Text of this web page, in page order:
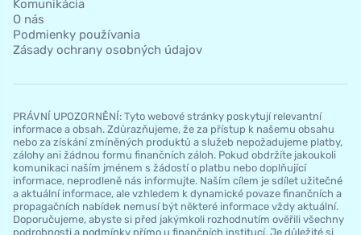
Komunikácia
O nás
Podmienky používania
Zásady ochrany osobných údajov
PRÁVNÍ UPOZORNĚNÍ: Tyto webové stránky poskytují relevantní
informace a obsah. Zdůrazňujeme, že za přístup k našemu obsahu
nebo za získání zmíněných produktů a služeb nepožadujeme platby,
zálohy ani žádnou formu finančních záloh. Pokud obdržíte jakoukoli
komunikaci naším jménem s žádostí o platbu nebo doplňující
informace, neprodleně nás informujte. Naším cílem je sdílet užitečné
a aktuální informace, ale vzhledem k dynamické povaze finančních a
propagačních nabídek nemusí být některé informace vždy aktuální.
Doporučujeme, abyste si před jakýmkoli rozhodnutím ověřili všechny
podrobnosti a podmínky přímo u finančních institucí. Je důležité si